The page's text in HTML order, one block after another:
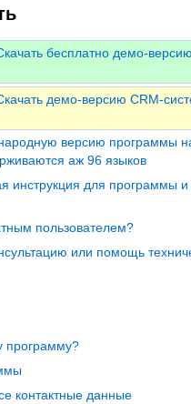
бесплатно демо-
демо-версию CRM-
версию программы
аж 96 языков
инструкция для программы
пользователем?
или помощь
программу?
контактные данные